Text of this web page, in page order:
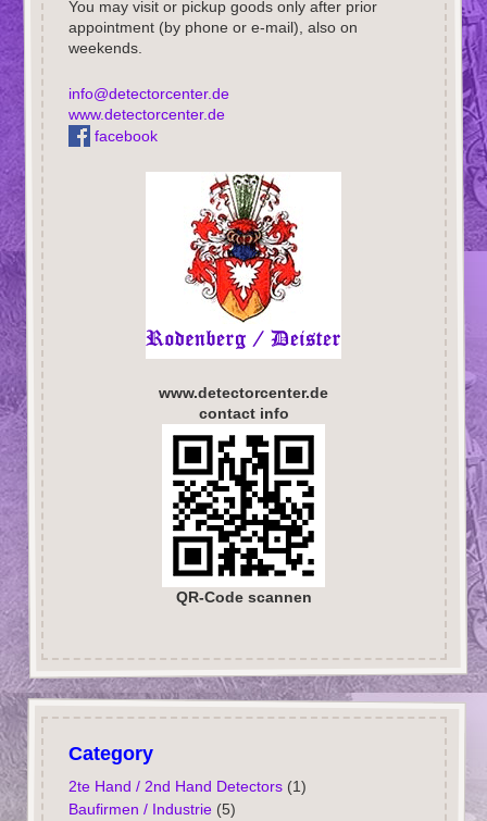
You may visit or pickup goods only after prior
appointment (by phone or e-mail), also on
weekends.
info@detectorcenter.de
www.detectorcenter.de
facebook
www.detectorcenter.de
contact info
QR-Code scannen
Category
2te Hand / 2nd Hand Detectors(1)
Baufirmen / Industrie(5)